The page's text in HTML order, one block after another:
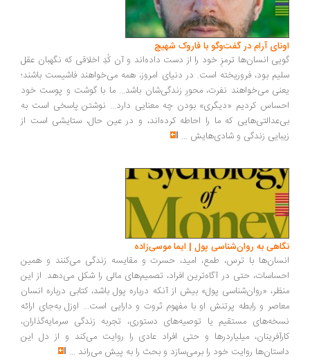
آرام در گفت‌وگو با فاروک شهیچ‭
انسان‌ها ترمزِ خود را از دست داده‌اند و آن کُدِ اخلاقی که نگهبان عقل
بود، فروریخته است. در دنیای امروز، همه می‌خواهند فاشیست باشند؛
می‌خواهند نفرت، محورِ زندگی‌شان باشد... ما با گوشت و پوست خود
کردیم «دیگری» بودن چه معنایی دارد... نوشتن پاسخی است به
که ما را احاطه کرده‌اند، و در عین حال، ستایشی است از
زندگی و شادی‌هایش...
به روان‌شناسی پول | ایما موسی‌زاده
با ترس، طمع، امید، حسرت و مقایسه زندگی می‌کنند و همین
حتی در آگاه‌ترین افراد، تصمیم‌های مالی را شکل می‌دهد. از این
«روان‌شناسی پول» بیش از آنکه درباره پول باشد، کتابی درباره انسان
و رابطه پرتنش او با مفهوم ثروت و دارایی است... اوزل به‌جای ارائه
مستقیم یا توصیه‌های دستوری، تجربه زندگی سرمایه‌گذاران،
میلیاردرها و حتی افراد عادی را روایت می‌کند و از دل این
روایت خود را برمی‌سازد و بحث را به پیش می‌راند ...